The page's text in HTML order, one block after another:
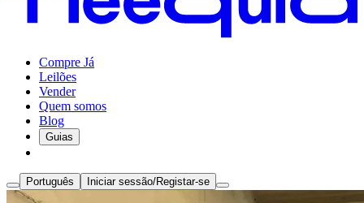
Compre Já
Leilões
Vender
Quem somos
Blog
Guias
Português Iniciar sessão/Registar-se